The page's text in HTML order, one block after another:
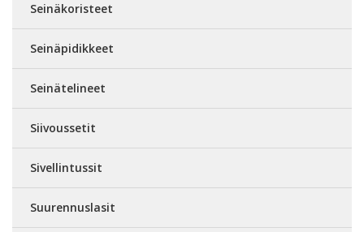
Seinäkoristeet
Seinäpidikkeet
Seinätelineet
Siivoussetit
Sivellintussit
Suurennuslasit